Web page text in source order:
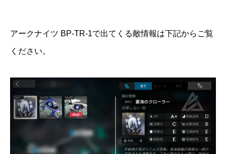
アークナイツ BP-TR-1で出てくる敵情報は下記からご覧
ください。